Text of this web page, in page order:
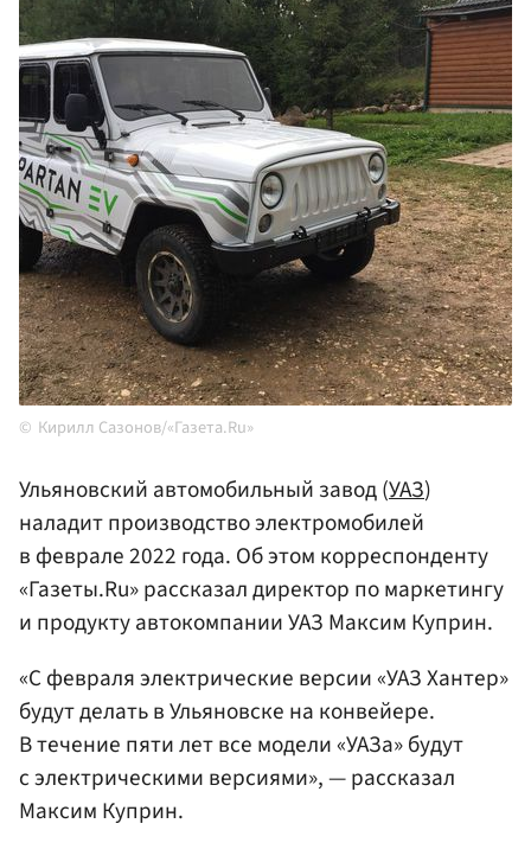
Кирилл Сазонов/«Газета.Ru»
Ульяновский автомобильный завод (УАЗ)
наладит производство электромобилей
в феврале 2022 года. Об этом корреспонденту
«Газеты.Ru» рассказал директор по маркетингу
и продукту автокомпании УАЗ Максим Куприн.
«С февраля электрические версии «УАЗ Хантер»
будут делать в Ульяновске на конвейере.
В течение пяти лет все модели «УАЗа» будут
с электрическими версиями», — рассказал
Максим Куприн.